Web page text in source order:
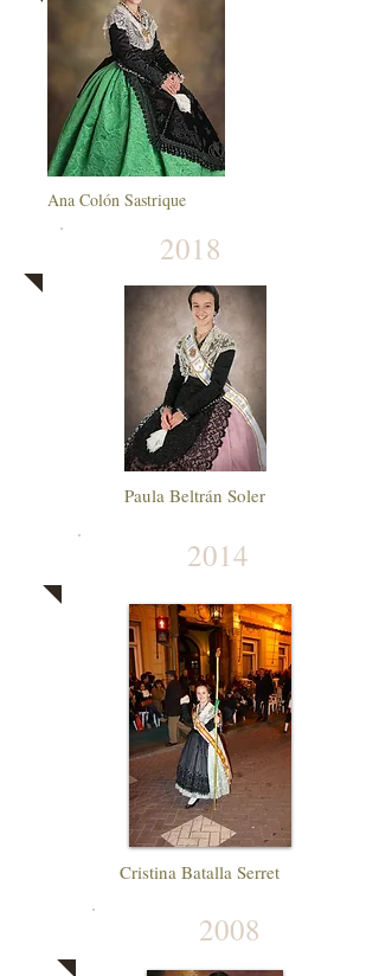
Ana Colón Sastrique
2018
Paula Beltrán Soler
2014
Cristina Batalla Serret
2008